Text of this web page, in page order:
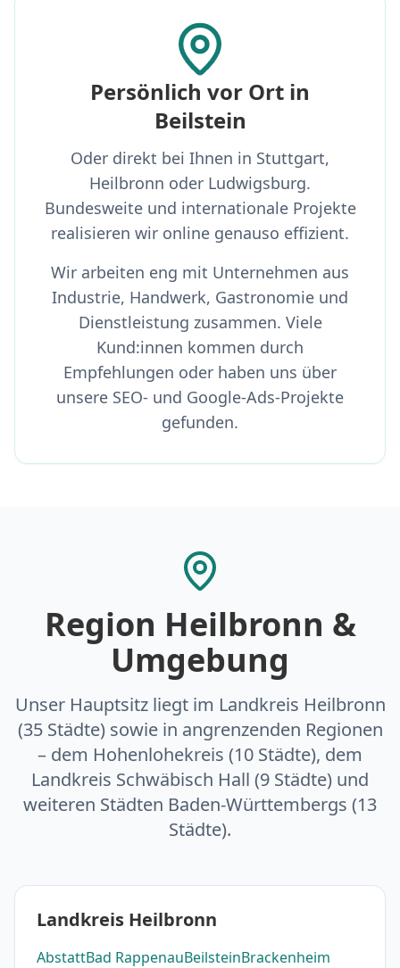
Persönlich vor Ort in
Beilstein
Oder direkt bei Ihnen in Stuttgart,
Heilbronn oder Ludwigsburg.
Bundesweite und internationale Projekte
realisieren wir online genauso effizient.
Wir arbeiten eng mit Unternehmen aus
Industrie, Handwerk, Gastronomie und
Dienstleistung zusammen. Viele
Kund:innen kommen durch
Empfehlungen oder haben uns über
unsere SEO- und Google-Ads-Projekte
gefunden.
Region Heilbronn &
Umgebung
Unser Hauptsitz liegt im Landkreis Heilbronn
(35 Städte) sowie in angrenzenden Regionen
– dem Hohenlohekreis (10 Städte), dem
Landkreis Schwäbisch Hall (9 Städte) und
weiteren Städten Baden-Württembergs (13
Städte).
Landkreis Heilbronn
AbstattBad RappenauBeilsteinBrackenheim